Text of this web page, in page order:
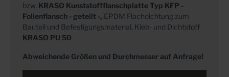
bzw. KRASO Kunststoffflanschplatte Typ KFP -
Folienflansch - geteilt -, EPDM Flachdichtung zum
Bauteil und Befestigungsmaterial, Kleb- und Dichtstoff
KRASO PU 50
Abweichende Größen und Durchmesser auf Anfrage!